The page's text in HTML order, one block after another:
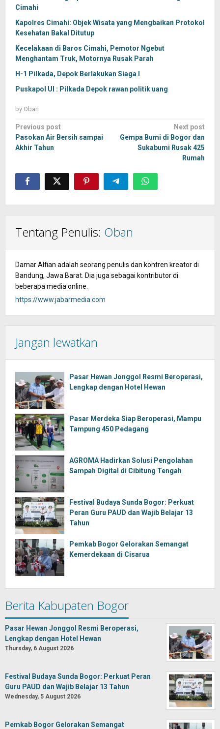
Cimahi
Kapolres Cimahi: Objek Wisata yang Mengbaikan Protokol
Kesehatan Bakal Ditutup
Kecelakaan di Baros Cimahi, Pemotor Ngebut
Menghantam Truk, Motornya Rusak Parah
H-1 Pilkada, Depok Berlakukan Siaga I
Puskapol UI : Pilkada Depok rawan politik uang
by Oban
Post
navigation
Previous post
Pasokan Air Bersih sampai
Akhir Tahun
Next post
Gempa Bumi di Bogor dan
Sukabumi Rusak 425
Rumah
Tentang Penulis: Oban
Damar Alfian adalah seorang penulis dan kontren kreator di
Bandung, Jawa Barat. Dia juga sebagai kontributor di
beberapa media online.
https://www.jabarmedia.com
Jangan lewatkan
Pasar Hewan Jonggol Resmi Beroperasi,
Lengkap dengan Hotel Hewan
Pasar Merdeka Siap Beroperasi, Mampu
Tampung 450 Pedagang
AGROMA Hadirkan Solusi Pengolahan
Sampah Digital di Cibitung Tengah
Festival Budaya Sunda Bogor: Perkuat
Peran Guru PAUD dan Wajib Belajar 13
Tahun
Pemkab Bogor Gelorakan Semangat
Kemerdekaan di Cisarua
Berita Kabupaten Bogor
Pasar Hewan Jonggol Resmi Beroperasi,
Lengkap dengan Hotel Hewan
Thursday, 6 August 2026
Festival Budaya Sunda Bogor: Perkuat Peran
Guru PAUD dan Wajib Belajar 13 Tahun
Wednesday, 5 August 2026
Pemkab Bogor Gelorakan Semangat